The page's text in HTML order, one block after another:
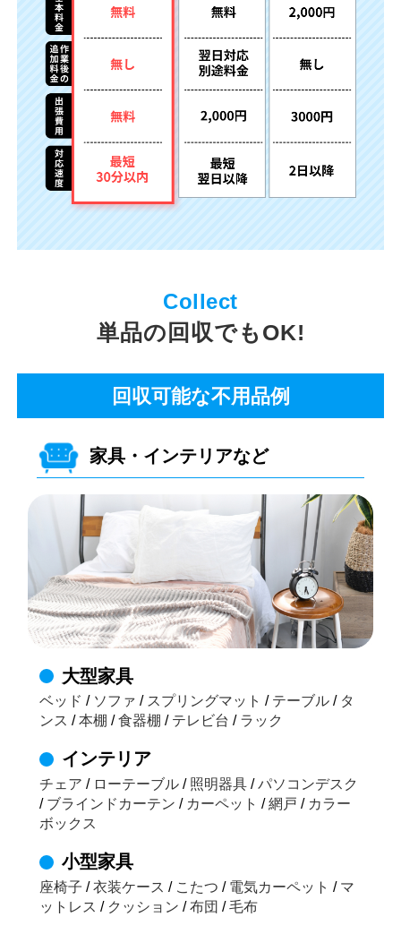
単品の回収でもOK!
回収可能な不用品例
家具・インテリアなど
大型家具
ベッド / ソファ / スプリングマット / テーブル/ タ
ンス /本棚 /食器棚 / テレビ台 / ラック
インテリア
チェア / ローテーブル/ 照明器具/パソコンデスク
/ ブラインドカーテン / カーペット /網戸 / カラー
ボックス
小型家具
座椅子 /衣装ケース / こたつ / 電気カーペット / マ
ットレス / クッション /布団 /毛布